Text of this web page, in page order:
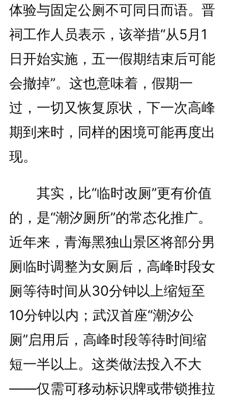
体验与固定公厕不可同日而语。晋
祠工作人员表示，该举措“从5月1
日开始实施，五一假期结束后可能
会撤掉”。这也意味着，假期一
过，一切又恢复原状，下一次高峰
期到来时，同样的困境可能再度出
现。
其实，比“临时改厕”更有价值
的，是“潮汐厕所”的常态化推广。
近年来，青海黑独山景区将部分男
厕临时调整为女厕后，高峰时段女
厕等待时间从30分钟以上缩短至
10分钟以内；武汉首座“潮汐公
厕”启用后，高峰时段等待时间缩
短一半以上。这类做法投入不大
——仅需可移动标识牌或带锁推拉